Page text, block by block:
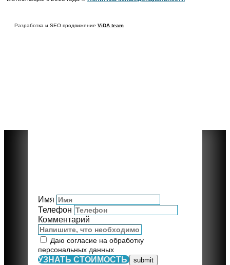
Разработка и SEO продвижение ViDA team
Имя
Телефон
Комментарий
Даю согласие на обработку
персональных данных
УЗНАТЬ СТОИМОСТЬ